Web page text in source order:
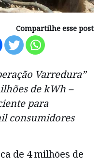
Compartilhe esse post
Varredura”
de kWh –
para
consumidores
de 4 milhões de